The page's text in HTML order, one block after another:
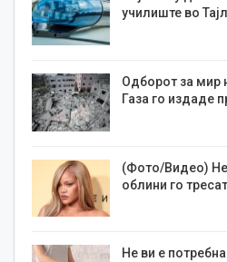
училиште во
Одборот за мир
Газа го издаде
(Фото/Видео)
облини го
Не ви е